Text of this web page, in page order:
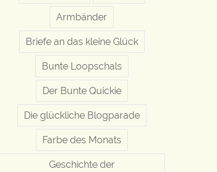
Armbänder
Briefe an das kleine Glück
Bunte Loopschals
Der Bunte Quickie
Die glückliche Blogparade
Farbe des Monats
Geschichte der